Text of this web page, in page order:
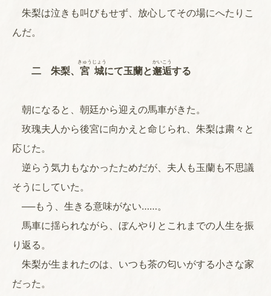
朱梨は泣きも叫びもせず、放心してその場にへたりこ
んだ。
二 朱梨、 宮
きゅう
城
じょう
にて玉蘭と邂
かい
逅
こう
する
朝になると、朝廷から迎えの馬車がきた。
玫瑰夫人から後宮に向かえと命じられ、朱梨は粛々と
応じた。
逆らう気力もなかったためだが、夫人も玉蘭も不思議
そうにしていた。
──もう、生きる意味がない……。
馬車に揺られながら、ぼんやりとこれまでの人生を振
り返る。
朱梨が生まれたのは、いつも茶の匂いがする小さな家
だった。